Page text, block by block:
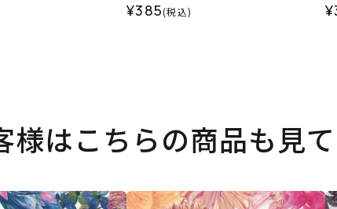
¥385(税込)
様はこちらの商品も見